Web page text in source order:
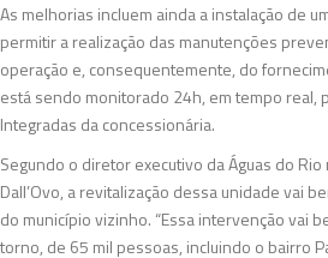
As melhorias incluem ainda a instalação de
permitir a realização das manutenções
operação e, consequentemente, do
está sendo monitorado 24h, em tempo real,
Integradas da concessionária.
Segundo o diretor executivo da Águas do Rio
Dall’Ovo, a revitalização dessa unidade vai
do município vizinho. “Essa intervenção vai
torno, de 65 mil pessoas, incluindo o bairro